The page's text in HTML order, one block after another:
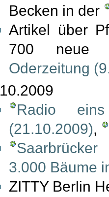
Becken in der
Artikel über
700 neue
Oderzeitung
10.2009
Radio
(21.10.2009),
Saarbrücker
3.000 Bäume
ZITTY Berlin